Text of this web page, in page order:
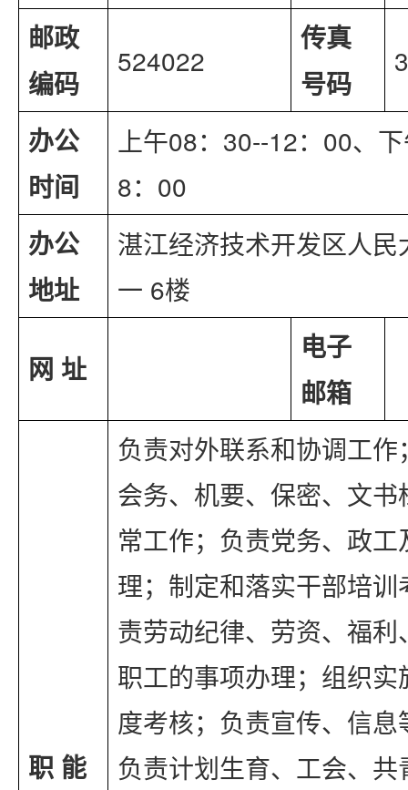
邮政
编码
524022
传真
号码
办公
时间
上午08：30--12：00、
8：00
办公
地址
湛江经济技术开发区人
一 6楼
网 址
电子
邮箱
职 能
负责对外联系和协调工
会务、机要、保密、文
常工作；负责党务、政
理；制定和落实干部培
责劳动纪律、劳资、福
职工的事项办理；组织
度考核；负责宣传、信
负责计划生育、工会、